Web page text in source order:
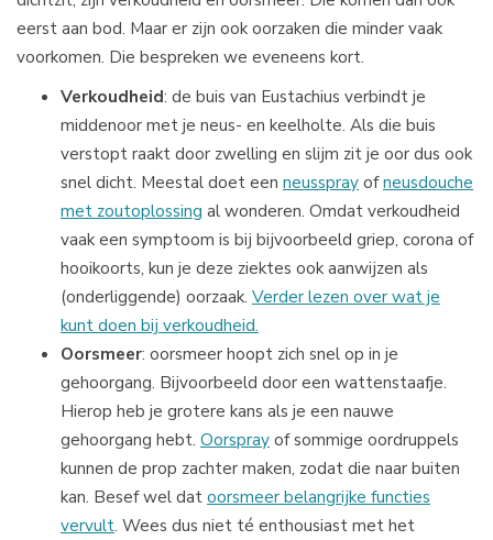
eerst aan bod. Maar er zijn ook oorzaken die minder vaak
voorkomen. Die bespreken we eveneens kort.
Verkoudheid: de buis van Eustachius verbindt je
middenoor met je neus- en keelholte. Als die buis
verstopt raakt door zwelling en slijm zit je oor dus ook
snel dicht. Meestal doet een neussprayofneusdouche
met zoutoplossing al wonderen. Omdat verkoudheid
vaak een symptoom is bij bijvoorbeeld griep, corona of
hooikoorts, kun je deze ziektes ook aanwijzen als
(onderliggende) oorzaak. Verder lezen over wat je
kunt doen bij verkoudheid.
Oorsmeer: oorsmeer hoopt zich snel op in je
gehoorgang. Bijvoorbeeld door een wattenstaafje.
Hierop heb je grotere kans als je een nauwe
gehoorgang hebt. Oorsprayof sommige oordruppels
kunnen de prop zachter maken, zodat die naar buiten
kan. Besef wel datoorsmeer belangrijke functies
vervult. Wees dus niet té enthousiast met het